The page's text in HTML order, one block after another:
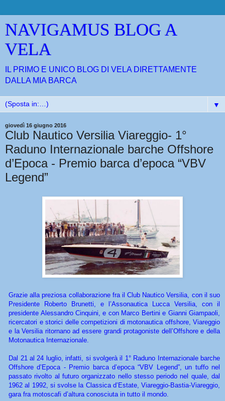
NAVIGAMUS BLOG A
VELA
IL PRIMO E UNICO BLOG DI VELA DIRETTAMENTE
DALLA MIA BARCA
▼
giovedì 16 giugno 2016
Club Nautico Versilia Viareggio- 1°
Raduno Internazionale barche Offshore
d’Epoca - Premio barca d’epoca “VBV
Legend”
Grazie alla preziosa collaborazione fra il Club Nautico Versilia, con il suo
Presidente Roberto Brunetti, e l’Assonautica Lucca Versilia, con il
presidente Alessandro Cinquini, e con Marco Bertini e Gianni Giampaoli,
ricercatori e storici delle competizioni di motonautica offshore, Viareggio
e la Versilia ritornano ad essere grandi protagoniste dell’Offshore e della
Motonautica Internazionale.
Dal 21 al 24 luglio, infatti, si svolgerà il 1° Raduno Internazionale barche
Offshore d’Epoca - Premio barca d’epoca “VBV Legend”, un tuffo nel
passato rivolto al futuro organizzato nello stesso periodo nel quale, dal
1962 al 1992, si svolse la Classica d’Estate, Viareggio-Bastia-Viareggio,
gara fra motoscafi d’altura conosciuta in tutto il mondo.